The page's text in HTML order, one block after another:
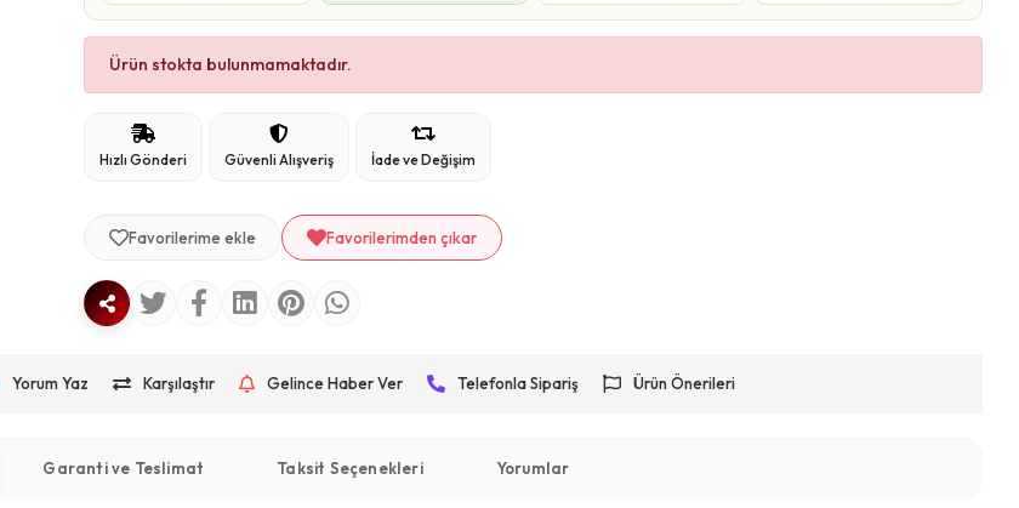
Ürün stokta bulunmamaktadır.
Hızlı Gönderi Güvenli Alışveriş İade ve Değişim
Favorilerime ekle Favorilerimden çıkar
Yorum Yaz Karşılaştır Gelince Haber Ver Telefonla Sipariş Ürün Önerileri
Garanti ve Teslimat Taksit Seçenekleri Yorumlar